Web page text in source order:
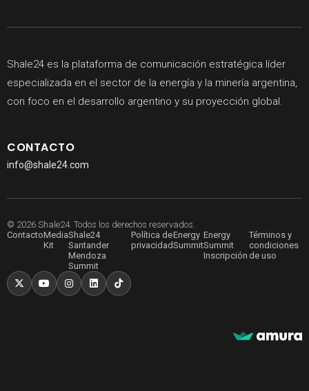
Shale24 es la plataforma de comunicación estratégica líder
especializada en el sector de la energía y la minería argentina,
con foco en el desarrollo argentino y su proyección global.
CONTACTO
info@shale24.com
© 2026 Shale24. Todos los derechos reservados.
ContactoMedia
Kit
Shale24
Santander
Mendoza
Summit
Política de
privacidad
Energy
Summit
Energy
Summit
Inscripción
Términos y
condiciones
de uso